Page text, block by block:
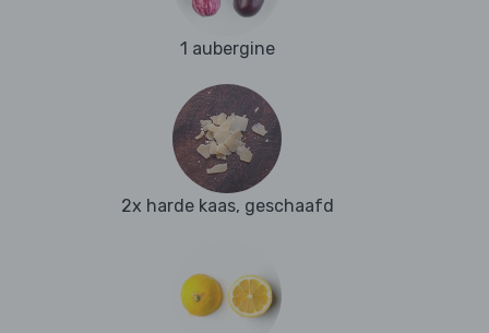
1 aubergine
2x harde kaas, geschaafd